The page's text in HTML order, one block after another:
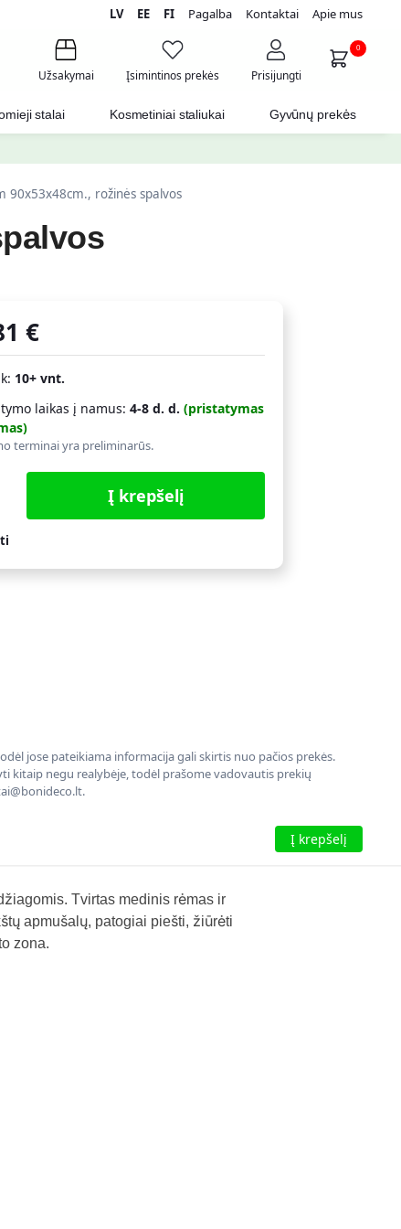
LV EE FI Pagalba Kontaktai Apie mus
Užsakymai Įsimintinos prekės Prisijungti
0
stalai Kosmetiniai staliukai Gyvūnų prekės
90x53x48cm., rožinės spalvos
€
10+ vnt.
laikas į namus:4-8 d. d. (pristatymas
terminai yra preliminarūs.
Į krepšelį
jose pateikiama informacija gali skirtis nuo pačios prekės.
kitaip negu realybėje, todėl prašome vadovautis prekių
Į krepšelį
Tvirtas medinis rėmas ir
apmušalų, patogiai piešti, žiūrėti
zona.